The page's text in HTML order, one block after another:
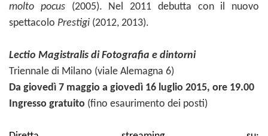
molto pocus(2005). Nel 2011 debutta con il nuovo
spettacolo Prestigi (2012, 2013).
Lectio Magistralis di Fotografia e dintorni
Triennale di Milano (viale Alemagna 6)
Da giovedì 7 maggio a giovedì 16 luglio 2015, ore 19.00
Ingresso gratuito (fino esaurimento dei posti)